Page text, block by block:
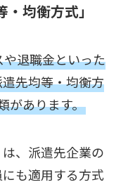
均衡方式」
退職金といった
先均等・均衡方
があります。
、派遣先企業の
も適用する方式